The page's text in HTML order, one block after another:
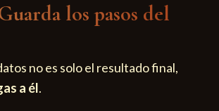
los pasos del
no es solo el resultado final,
a él.